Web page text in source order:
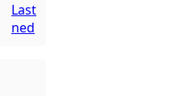
Last
ned